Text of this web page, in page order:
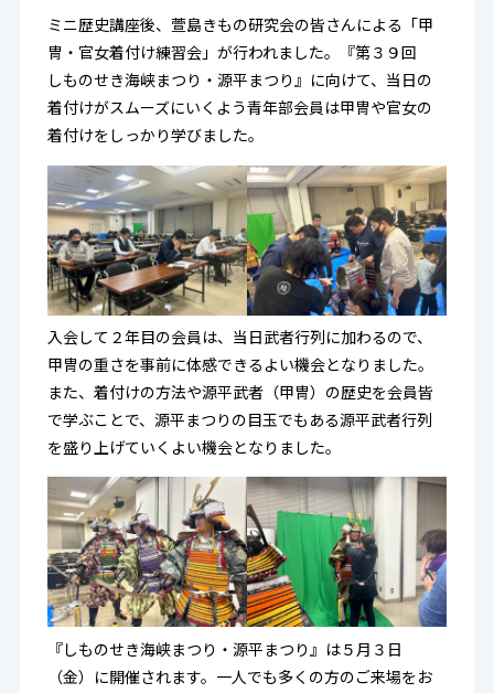
ミニ歴史講座後、萱島きもの研究会の皆さんによる「甲
冑・官女着付け練習会」が行われました。『第３９回
しものせき海峡まつり・源平まつり』に向けて、当日の
着付けがスムーズにいくよう青年部会員は甲冑や官女の
着付けをしっかり学びました。
入会して２年目の会員は、当日武者行列に加わるので、
甲冑の重さを事前に体感できるよい機会となりました。
また、着付けの方法や源平武者（甲冑）の歴史を会員皆
で学ぶことで、源平まつりの目玉でもある源平武者行列
を盛り上げていくよい機会となりました。
『しものせき海峡まつり・源平まつり』は５月３日
（金）に開催されます。一人でも多くの方のご来場をお